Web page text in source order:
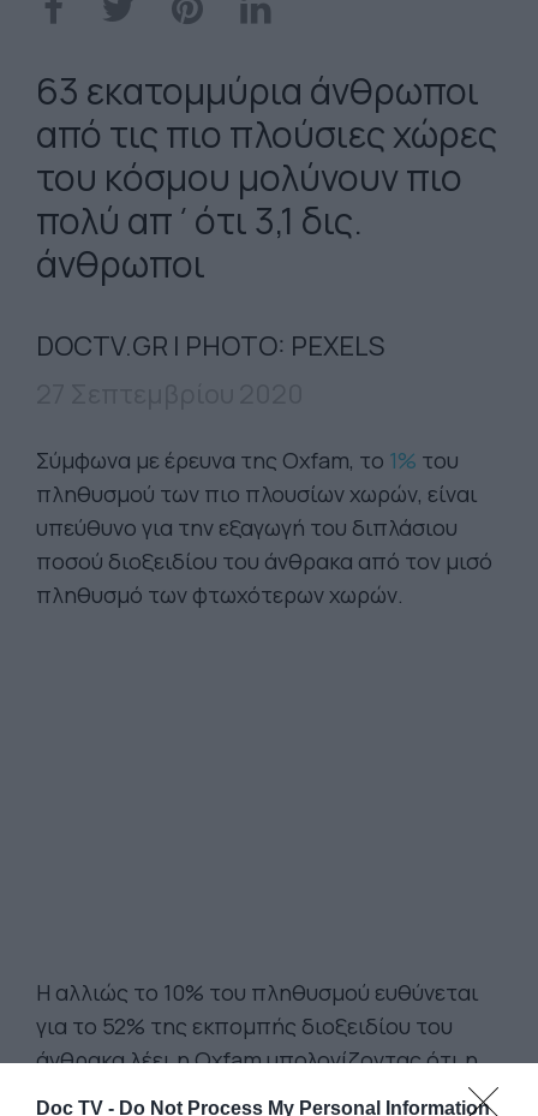
Doc TV - Do Not Process My Personal Information
63 εκατομμύρια άνθρωποι
από τις πιο πλούσιες χώρες
του κόσμου μολύνουν πιο
πολύ απ΄ότι 3,1 δις.
άνθρωποι
DOCTV.GR | PHOTO: PEXELS
Σύμφωνα με έρευνα της Oxfam, το 1% του
πληθυσμού των πιο πλουσίων χωρών, είναι
υπεύθυνο για την εξαγωγή του διπλάσιου
ποσού διοξειδίου του άνθρακα από τον μισό
πληθυσμό των φτωχότερων χωρών.
H αλλιώς το 10% του πληθυσμού ευθύνεται
για το 52% της εκπομπής διοξειδίου του
άνθρακα λέει η Oxfam υπολογίζοντας ότι η
μόλυνση που παράγουν μπορεί να αυξήσει